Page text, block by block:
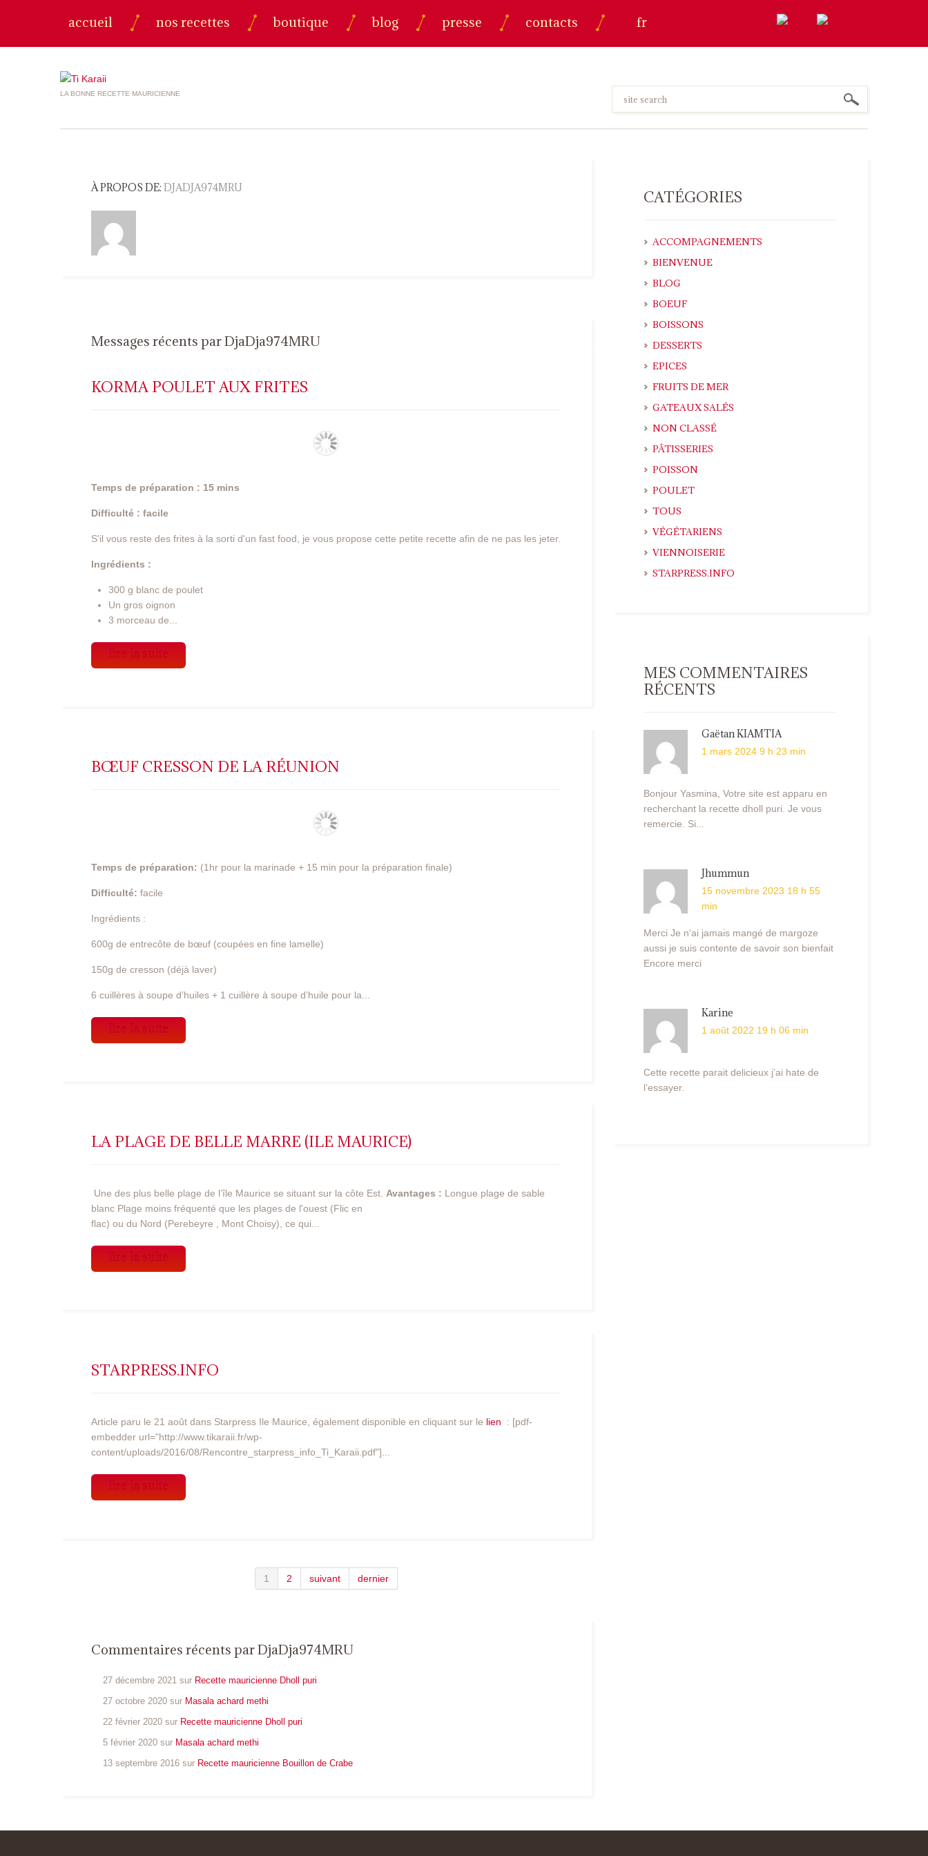
accueil nos recettes boutique blog presse contacts fr
LA BONNE RECETTE MAURICIENNE
À PROPOS DE: DJADJA974MRU
Messages récents par DjaDja974MRU
KORMA POULET AUX FRITES
Temps de préparation : 15 mins
Difficulté : facile
S'il vous reste des frites à la sorti d'un fast food, je vous propose cette petite recette afin de ne pas les jeter.
Ingrédients :
300 g blanc de poulet
Un gros oignon
3 morceau de...
lire la suite
BŒUF CRESSON DE LA RÉUNION
Temps de préparation: (1hr pour la marinade + 15 min pour la préparation finale)
Difficulté: facile
Ingrédients :
600g de entrecôte de bœuf (coupées en fine lamelle)
150g de cresson (déjà laver)
6 cuillères à soupe d’huiles + 1 cuillère à soupe d’huile pour la...
lire la suite
LA PLAGE DE BELLE MARRE (ILE MAURICE)
Une des plus belle plage de l’île Maurice se situant sur la côte Est. Avantages : Longue plage de sable
blanc Plage moins fréquenté que les plages de l'ouest (Flic en
flac) ou du Nord (Perebeyre , Mont Choisy), ce qui...
lire la suite
STARPRESS.INFO
Article paru le 21 août dans Starpress Ile Maurice, également disponible en cliquant sur le lien : [pdf-
embedder url="http://www.tikaraii.fr/wp-
content/uploads/2016/08/Rencontre_starpress_info_Ti_Karaii.pdf"]...
lire la suite
1 2 suivant dernier
Commentaires récents par DjaDja974MRU
27 décembre 2021 sur Recette mauricienne Dholl puri
27 octobre 2020 sur Masala achard methi
22 février 2020 sur Recette mauricienne Dholl puri
5 février 2020 sur Masala achard methi
13 septembre 2016 sur Recette mauricienne Bouillon de Crabe
CATÉGORIES
ACCOMPAGNEMENTS
BIENVENUE
BLOG
BOEUF
BOISSONS
DESSERTS
EPICES
FRUITS DE MER
GATEAUX SALÉS
NON CLASSÉ
PÂTISSERIES
POISSON
POULET
TOUS
VÉGÉTARIENS
VIENNOISERIE
STARPRESS.INFO
MES COMMENTAIRES
RÉCENTS
Gaëtan KIAMTIA
1 mars 2024 9 h 23 min
Bonjour Yasmina, Votre site est apparu en
recherchant la recette dholl puri. Je vous
remercie. Si...
Jhummun
15 novembre 2023 18 h 55
min
Merci Je n'ai jamais mangé de margoze
aussi je suis contente de savoir son bienfait
Encore merci
Karine
1 août 2022 19 h 06 min
Cette recette parait delicieux j’ai hate de
l’essayer.